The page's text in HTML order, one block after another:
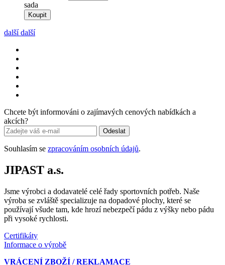
sada
Koupit
další další
Chcete být informováni o zajímavých cenových nabídkách a
akcích?
Odeslat
Souhlasím se zpracováním osobních údajů.
JIPAST a.s.
Jsme výrobci a dodavatelé celé řady sportovních potřeb. Naše
výroba se zvláště specializuje na dopadové plochy, které se
používají všude tam, kde hrozí nebezpečí pádu z výšky nebo pádu
při vysoké rychlosti.
Certifikáty
Informace o výrobě
VRÁCENÍ ZBOŽÍ / REKLAMACE